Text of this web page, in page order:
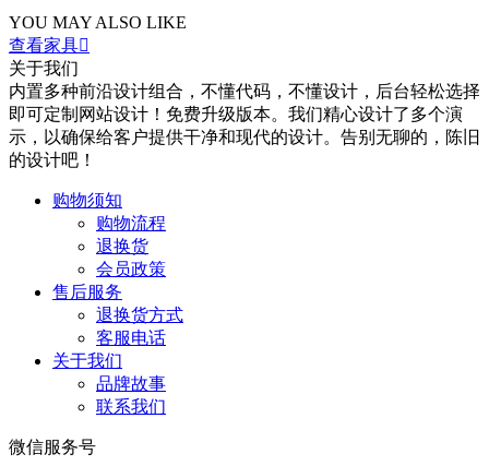
YOU MAY ALSO LIKE
查看家具
关于我们
内置多种前沿设计组合，不懂代码，不懂设计，后台轻松选择
即可定制网站设计！免费升级版本。我们精心设计了多个演
示，以确保给客户提供干净和现代的设计。告别无聊的，陈旧
的设计吧！
购物须知
购物流程
退换货
会员政策
售后服务
退换货方式
客服电话
关于我们
品牌故事
联系我们
微信服务号